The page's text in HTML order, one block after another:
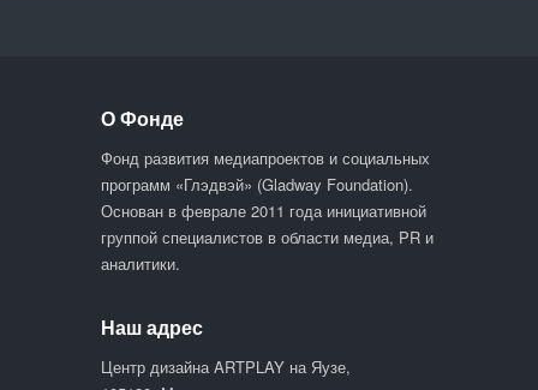
О Фонде
Фонд развития медиапроектов и социальных
программ «Глэдвэй» (Gladway Foundation).
Основан в феврале 2011 года инициативной
группой специалистов в области медиа, PR и
аналитики.
Наш адрес
Центр дизайна ARTPLAY на Яузе,